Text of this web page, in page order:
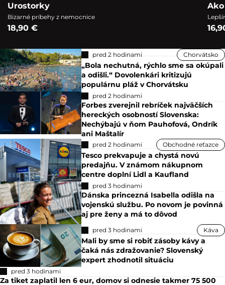
Urostorky
Bizarné príbehy z nemocnice
18,90 €
pred 2 hodinami Chorvátsko
„Bola nechutná, rýchlo sme sa okúpali
a odišli.“ Dovolenkári kritizujú
populárnu pláž v Chorvátsku
pred 2 hodinami
Forbes zverejnil rebríček najväčších
hereckých osobností Slovenska:
Nechýbajú v ňom Pauhofová, Ondrík
ani Maštalír
pred 2 hodinami Obchodné reťazce
Tesco prekvapuje a chystá novú
predajňu. V známom nákupnom
centre doplní Lidl a Kaufland
pred 3 hodinami
Dánska princezná Isabella odišla na
vojenskú službu. Po novom je povinná
aj pre ženy a má to dôvod
pred 3 hodinami Káva
Mali by sme si robiť zásoby kávy a
čaká nás zdražovanie? Slovenský
expert zhodnotil situáciu
pred 3 hodinami
Za tiket zaplatil len 6 eur, domov si odnesie takmer 75 500